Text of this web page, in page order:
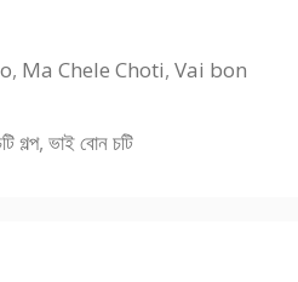
, Ma Chele Choti,Vai bon
গল্প,ভাই বোন চটি